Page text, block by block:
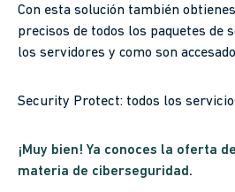
Con esta solución también
precisos de todos los paquetes de
los servidores y como son
Security Protect: todos los
¡Muy bien! Ya conoces la oferta
materia de ciberseguridad.